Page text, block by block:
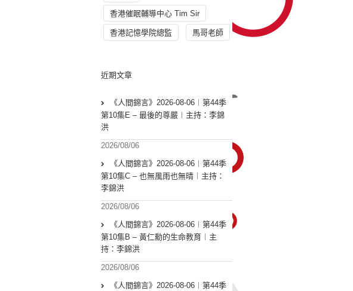
香港催眠輔導中心 Tim Sir
香港記憶學院總監 馬哥老師
近期文章
《人間錦言》2026-08-06︱第44季
第10集E – 最後的尊嚴︱主持：李錦
洪
2026/08/06
《人間錦言》2026-08-06︱第44季
第10集C – 也無風雨也無晴︱主持：
李錦洪
2026/08/06
《人間錦言》2026-08-06︱第44季
第10集B – 黃仁勳的生命教育︱主
持：李錦洪
2026/08/06
《人間錦言》2026-08-06︱第44季